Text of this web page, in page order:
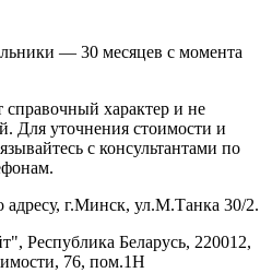
— 30 месяцев с момента
характер и не
Для уточнения стоимости и
с консультантами по
г.Минск, ул.М.Танка 30/2.
Республика Беларусь, 220012,
76, пом.1Н